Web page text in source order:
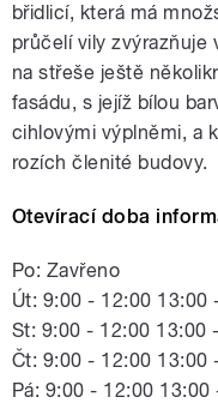
břidlicí, která má
průčelí vily zvýrazňuje
na střeše ještě
fasádu, s jejíž bílou
cihlovými výplněmi, a
rozích členité budovy.
Otevírací doba
Po: Zavřeno
Út: 9:00 - 12:00 13:00
St: 9:00 - 12:00 13:00
Čt: 9:00 - 12:00 13:00
Pá: 9:00 - 12:00 13:00